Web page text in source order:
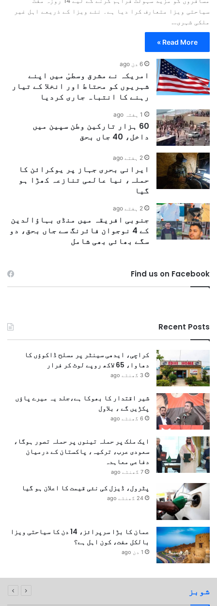
سیاحتی ویزا متعارف کرا دیا ہے۔ نئے ویزا کے ذریعے اہل غیر
ملکی شہری…
Read More »
6 دن ago
امریکہ نے مشرق وسطیٰ میں اپنے
شہریوں کو محتاط اور انخلا کے تیار
رہنے کا انتباہ جاری کردیا
1 ہفتہ ago
60 ہزار تارکین وطن سپین میں
داخل، 40 جاں بحق
2 ہفتے ago
ایرانی بحری جہاز پر یوکرائن کا
حملہ، نیا عالمی تنازعہ کھڑا ہو
گیا
2 ہفتے ago
جنوبی افریقہ میں منڈی بہاؤالدین
کے 4 نوجوان فائرنگ سے جاں بحق، دو
سگے بھائی بھی شامل
Find us on Facebook
Recent Posts
کراچی، ایدھی سینٹر پر مسلح ڈاکوؤں کا
دھاوا، 65 لاکھ روپے لوٹ کر فرار
3 گھنٹے ago
شیر اقتدار کا بھوکا ہے،جلد یہ میرے پاؤں
پکڑیں گے ، بلاول
6 گھنٹے ago
ایک ملک پر حملہ تینوں پر حملہ تصور ہوگا،
سعودی عرب، ترکیہ، پاکستان کے درمیان
دفاعی معاہدہ
7 گھنٹے ago
پٹرول، ڈیزل کی نئی قیمت کا اعلان ہو گیا
24 گھنٹے ago
عمان کا بڑا سرپرائز، 14 دن کا سیاحتی ویزا
بالکل مفت، کون اہل ہے؟
1 دن ago
شوبز